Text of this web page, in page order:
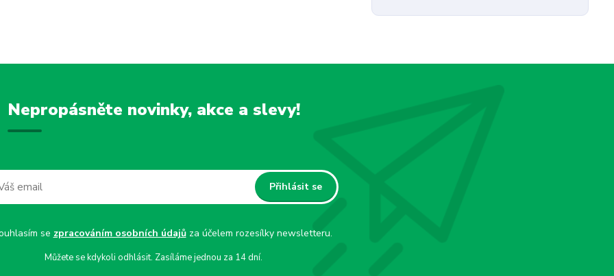
Nepropásněte novinky, akce a slevy!
Přihlásit se
se zpracováním osobních údajůza účelem rozesílky newsletteru.
Můžete se kdykoli odhlásit. Zasíláme jednou za 14 dní.